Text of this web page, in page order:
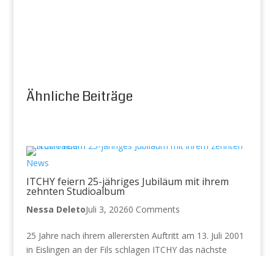
Ähnliche Beiträge
News
ITCHY feiern 25-jähriges Jubiläum mit ihrem
zehnten Studioalbum
Nessa DeletoJuli 3, 20260 Comments
25 Jahre nach ihrem allerersten Auftritt am 13. Juli 2001
in Eislingen an der Fils schlagen ITCHY das nächste